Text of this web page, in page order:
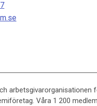
arbetsgivarorganisationen
Våra 1 200